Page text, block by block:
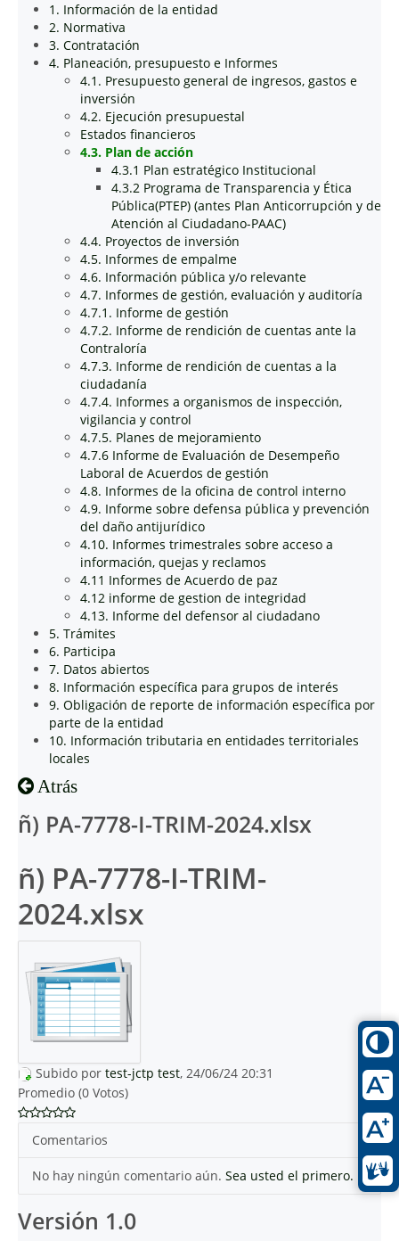
1. Información de la entidad
2. Normativa
3. Contratación
4. Planeación, presupuesto e Informes
4.1. Presupuesto general de ingresos, gastos e
inversión
4.2. Ejecución presupuestal
Estados financieros
4.3. Plan de acción
4.3.1 Plan estratégico Institucional
4.3.2 Programa de Transparencia y Ética
Pública(PTEP) (antes Plan Anticorrupción y de
Atención al Ciudadano-PAAC)
4.4. Proyectos de inversión
4.5. Informes de empalme
4.6. Información pública y/o relevante
4.7. Informes de gestión, evaluación y auditoría
4.7.1. Informe de gestión
4.7.2. Informe de rendición de cuentas ante la
Contraloría
4.7.3. Informe de rendición de cuentas a la
ciudadanía
4.7.4. Informes a organismos de inspección,
vigilancia y control
4.7.5. Planes de mejoramiento
4.7.6 Informe de Evaluación de Desempeño
Laboral de Acuerdos de gestión
4.8. Informes de la oficina de control interno
4.9. Informe sobre defensa pública y prevención
del daño antijurídico
4.10. Informes trimestrales sobre acceso a
información, quejas y reclamos
4.11 Informes de Acuerdo de paz
4.12 informe de gestion de integridad
4.13. Informe del defensor al ciudadano
5. Trámites
6. Participa
7. Datos abiertos
8. Información específica para grupos de interés
9. Obligación de reporte de información específica por
parte de la entidad
10. Información tributaria en entidades territoriales
locales
Atrás
ñ) PA-7778-I-TRIM-2024.xlsx
ñ) PA-7778-I-TRIM-
2024.xlsx
Subido por test-jctp test, 24/06/24 20:31
Promedio (0 Votos)
Comentarios
No hay ningún comentario aún. Sea usted el primero.
Versión 1.0